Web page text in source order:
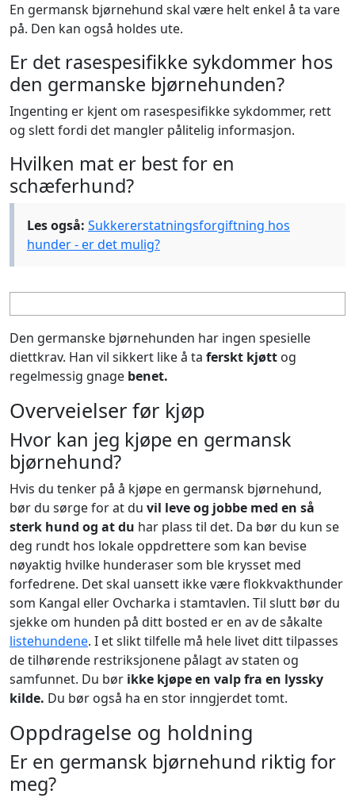
En germansk bjørnehund skal være helt enkel å ta vare
på. Den kan også holdes ute.
Er det rasespesifikke sykdommer hos
den germanske bjørnehunden?
Ingenting er kjent om rasespesifikke sykdommer, rett
og slett fordi det mangler pålitelig informasjon.
Hvilken mat er best for en
schæferhund?
Les også: Sukkererstatningsforgiftning hos
hunder - er det mulig?
Den germanske bjørnehunden har ingen spesielle
diettkrav. Han vil sikkert like å ta ferskt kjøtt og
regelmessig gnage benet.
Overveielser før kjøp
Hvor kan jeg kjøpe en germansk
bjørnehund?
Hvis du tenker på å kjøpe en germansk bjørnehund,
bør du sørge for at du vil leve og jobbe med en så
sterk hund og at du har plass til det. Da bør du kun se
deg rundt hos lokale oppdrettere som kan bevise
nøyaktig hvilke hunderaser som ble krysset med
forfedrene. Det skal uansett ikke være flokkvakthunder
som Kangal eller Ovcharka i stamtavlen. Til slutt bør du
sjekke om hunden på ditt bosted er en av de såkalte
listehundene. I et slikt tilfelle må hele livet ditt tilpasses
de tilhørende restriksjonene pålagt av staten og
samfunnet. Du bør ikke kjøpe en valp fra en lyssky
kilde. Du bør også ha en stor inngjerdet tomt.
Oppdragelse og holdning
Er en germansk bjørnehund riktig for
meg?